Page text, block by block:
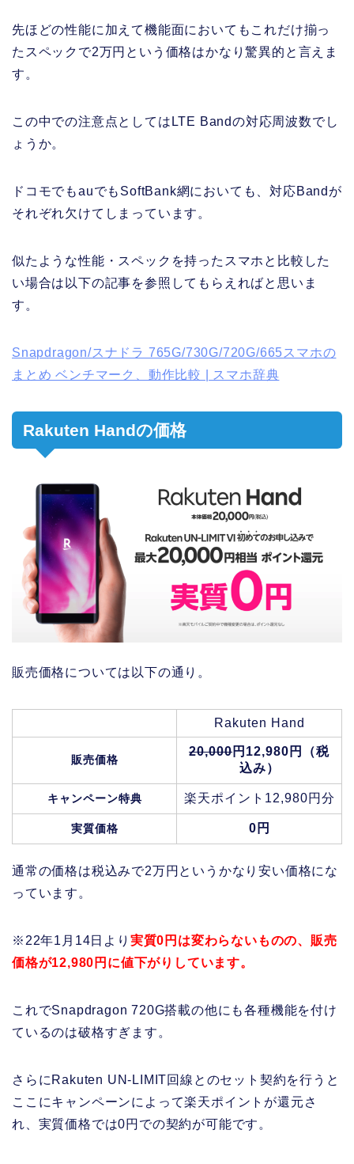
先ほどの性能に加えて機能面においてもこれだけ揃っ
たスペックで2万円という価格はかなり驚異的と言えま
す。
この中での注意点としてはLTE Bandの対応周波数でし
ょうか。
ドコモでもauでもSoftBank網においても、対応Bandが
それぞれ欠けてしまっています。
似たような性能・スペックを持ったスマホと比較した
い場合は以下の記事を参照してもらえればと思いま
す。
Snapdragon/スナドラ 765G/730G/720G/665スマホの
まとめ ベンチマーク、動作比較 | スマホ辞典
Rakuten Handの価格
販売価格については以下の通り。
Rakuten Hand
販売価格
20,000円12,980円（税
込み）
キャンペーン特典 楽天ポイント12,980円分
実質価格 0円
通常の価格は税込みで2万円というかなり安い価格にな
っています。
※22年1月14日より 実質0円は変わらないものの、販売
価格が12,980円に値下がりしています。
これでSnapdragon 720G搭載の他にも各種機能を付け
ているのは破格すぎます。
さらにRakuten UN-LIMIT回線とのセット契約を行うと
ここにキャンペーンによって楽天ポイントが還元さ
れ、実質価格では0円での契約が可能です。